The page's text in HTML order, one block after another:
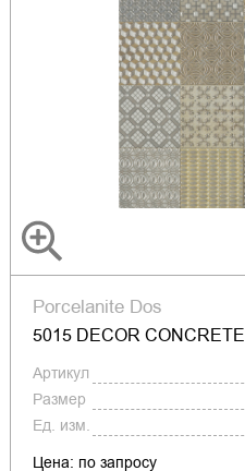
Porcelanite Dos
5015 DECOR CONCRETE
Артикул
Размер
Ед. изм.
Цена: по запросу